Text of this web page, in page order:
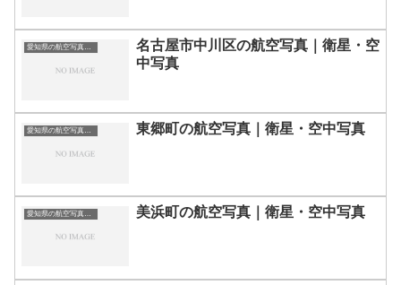
愛知県の航空写真・空中写真
名古屋市中川区の航空写真｜衛星・空
中写真
愛知県の航空写真・空中写真 東郷町の航空写真｜衛星・空中写真
愛知県の航空写真・空中写真 美浜町の航空写真｜衛星・空中写真